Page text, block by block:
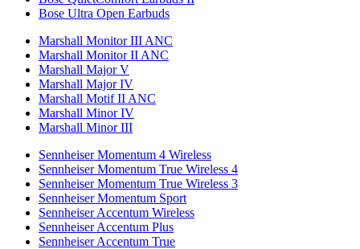
Bose Ultra Open Earbuds
Marshall Monitor III ANC
Marshall Monitor II ANC
Marshall Major V
Marshall Major IV
Marshall Motif II ANC
Marshall Minor IV
Marshall Minor III
Sennheiser Momentum 4 Wireless
Sennheiser Momentum True Wireless 4
Sennheiser Momentum True Wireless 3
Sennheiser Momentum Sport
Sennheiser Accentum Wireless
Sennheiser Accentum Plus
Sennheiser Accentum True